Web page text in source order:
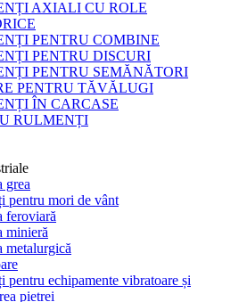
AXIALI CU ROLE
PENTRU COMBINE
PENTRU DISCURI
PENTRU SEMĂNĂTORI
PENTRU TĂVĂLUGI
ÎN CARCASE
RULMENȚI
grea
pentru mori de vânt
feroviară
minieră
metalurgică
pentru echipamente vibratoare și
pietrei